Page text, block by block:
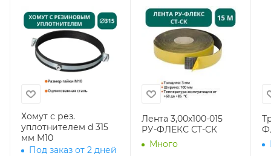
Хомут с рез.
уплотнителем d 315
мм М10
Под заказ от 2 дней
Лента 3,00х100-015
РУ-ФЛЕКС СТ-СК
Много